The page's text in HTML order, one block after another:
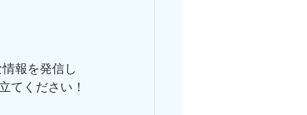
報を発信し
てください！